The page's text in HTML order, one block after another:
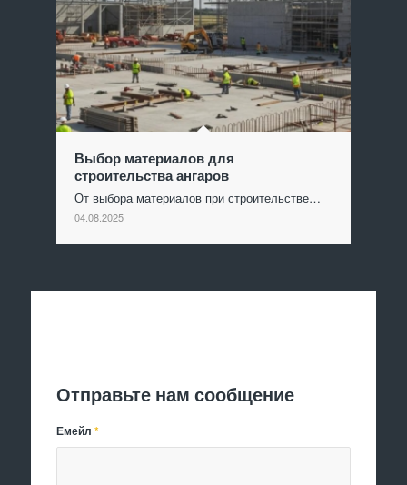
Выбор материалов для
строительства ангаров
От выбора материалов при строительстве…
04.08.2025
Отправьте нам сообщение
Емейл*